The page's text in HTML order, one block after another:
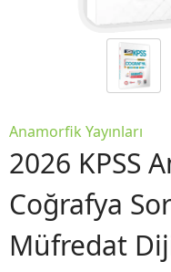
Anamorfik Yayınları
2026 KPSS
Coğrafya
Müfredat